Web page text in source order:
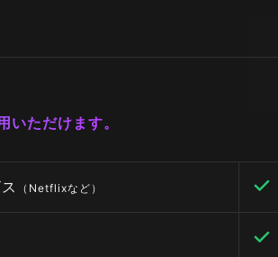
ただけます。
（Netflixなど）